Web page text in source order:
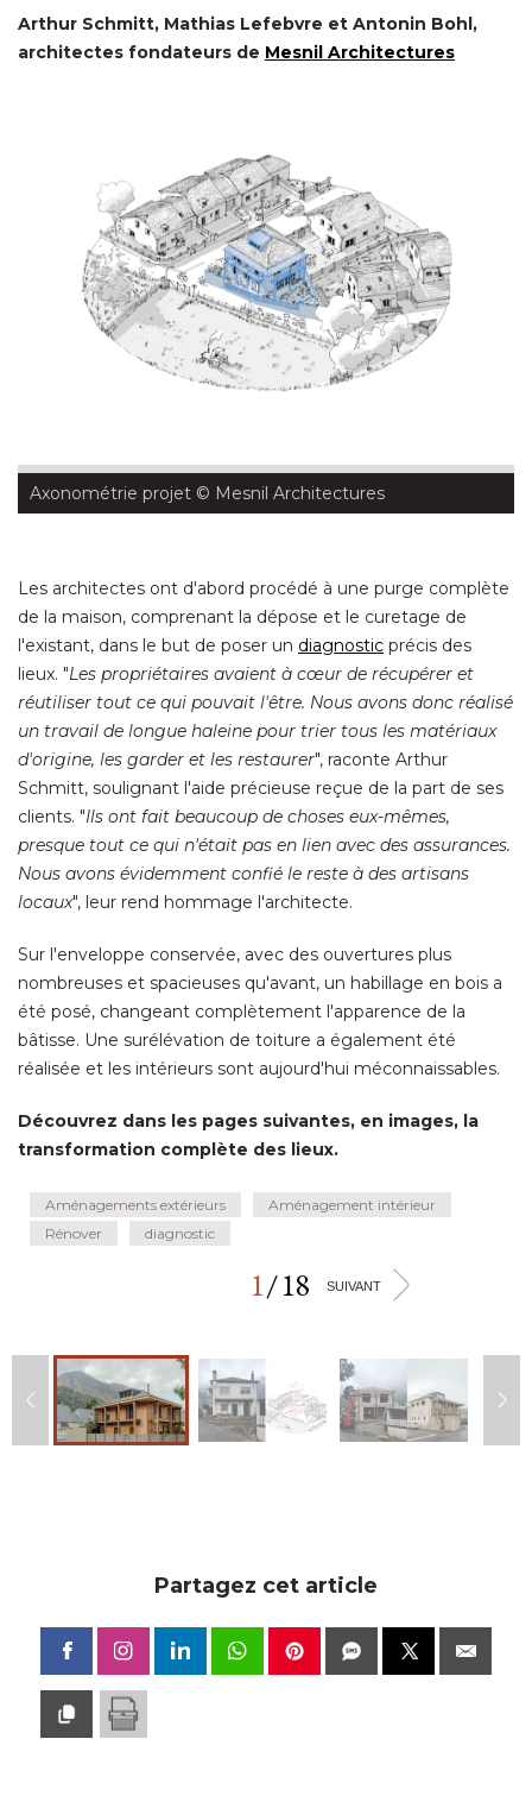
Arthur Schmitt, Mathias Lefebvre et Antonin Bohl,
architectes fondateurs de Mesnil Architectures
Axonométrie projet © Mesnil Architectures
Les architectes ont d'abord procédé à une purge complète
de la maison, comprenant la dépose et le curetage de
l'existant, dans le but de poser un diagnostic précis des
lieux. "Les propriétaires avaient à cœur de récupérer et
réutiliser tout ce qui pouvait l'être. Nous avons donc réalisé
un travail de longue haleine pour trier tous les matériaux
d'origine, les garder et les restaurer", raconte Arthur
Schmitt, soulignant l'aide précieuse reçue de la part de ses
clients. "Ils ont fait beaucoup de choses eux-mêmes,
presque tout ce qui n'était pas en lien avec des assurances.
Nous avons évidemment confié le reste à des artisans
locaux", leur rend hommage l'architecte.
Sur l'enveloppe conservée, avec des ouvertures plus
nombreuses et spacieuses qu'avant, un habillage en bois a
été posé, changeant complètement l'apparence de la
bâtisse. Une surélévation de toiture a également été
réalisée et les intérieurs sont aujourd'hui méconnaissables.
Découvrez dans les pages suivantes, en images, la
transformation complète des lieux.
Aménagements extérieurs
Aménagement intérieur
Rénover
diagnostic
1/18 SUIVANT >
Partagez cet article